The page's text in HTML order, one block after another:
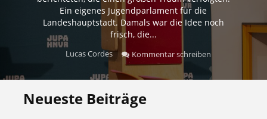
Ein eigenes Jugendparlament für die
Landeshauptstadt. Damals war die Idee noch
frisch, die...
Lucas Cordes Kommentar schreiben
Neueste Beiträge